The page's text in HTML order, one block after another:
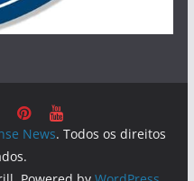
News. Todos os direitos